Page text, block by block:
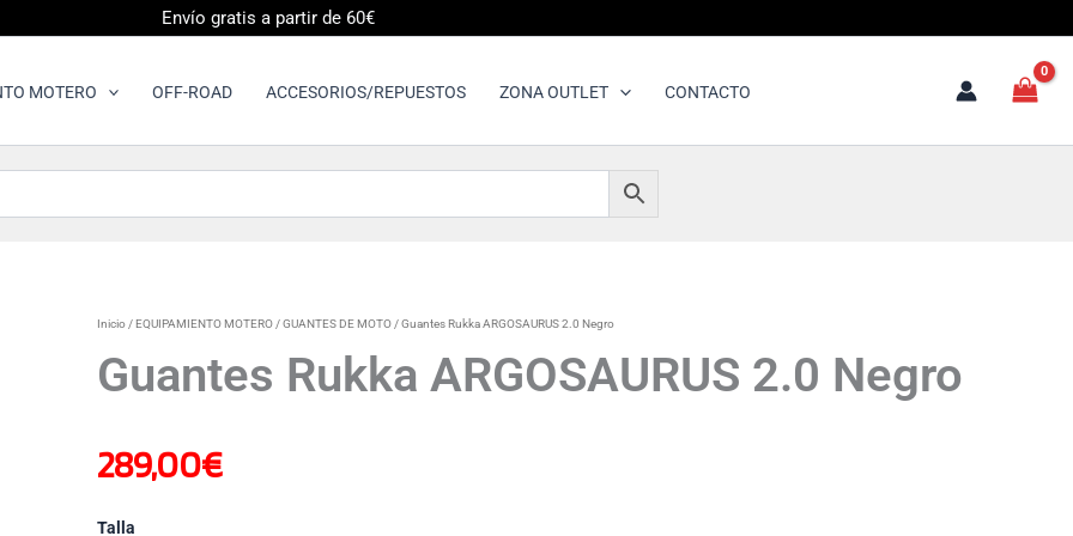
Envío gratis a partir de 60€
MOTERO OFF-ROAD ACCESORIOS/REPUESTOS ZONA OUTLET CONTACTO
Inicio/EQUIPAMIENTO MOTERO/GUANTES DE MOTO/ Guantes Rukka ARGOSAURUS 2.0 Negro
Guantes Rukka ARGOSAURUS 2.0 Negro
289,00€
Talla
Guantes
ARGOSAURUS
2.0